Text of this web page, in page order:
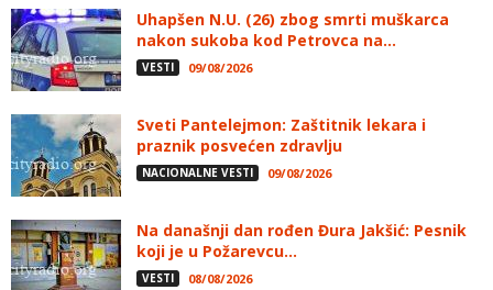
Uhapšen N.U. (26) zbog smrti muškarca
nakon sukoba kod Petrovca na...
VESTI 09/08/2026
Sveti Pantelejmon: Zaštitnik lekara i
praznik posvećen zdravlju
NACIONALNE VESTI 09/08/2026
Na današnji dan rođen Đura Jakšić: Pesnik
koji je u Požarevcu...
VESTI 08/08/2026